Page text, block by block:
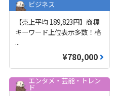
ビジネス
【売上平均 189,823円】商標
キーワード上位表示多数！格
...
¥780,000
エンタメ・芸能・トレン
ド